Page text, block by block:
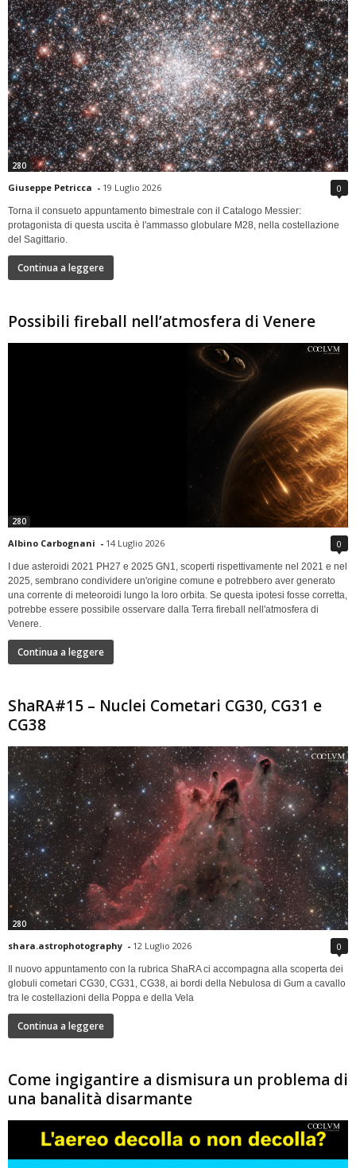
280
Giuseppe Petricca - 19 Luglio 2026 0
Torna il consueto appuntamento bimestrale con il Catalogo Messier:
protagonista di questa uscita è l'ammasso globulare M28, nella costellazione
del Sagittario.
Continua a leggere
Possibili fireball nell’atmosfera di Venere
280
Albino Carbognani - 14 Luglio 2026 0
I due asteroidi 2021 PH27 e 2025 GN1, scoperti rispettivamente nel 2021 e nel
2025, sembrano condividere un'origine comune e potrebbero aver generato
una corrente di meteoroidi lungo la loro orbita. Se questa ipotesi fosse corretta,
potrebbe essere possibile osservare dalla Terra fireball nell'atmosfera di
Venere.
Continua a leggere
ShaRA#15 – Nuclei Cometari CG30, CG31 e
CG38
280
shara.astrophotography - 12 Luglio 2026 0
Il nuovo appuntamento con la rubrica ShaRA ci accompagna alla scoperta dei
globuli cometari CG30, CG31, CG38, ai bordi della Nebulosa di Gum a cavallo
tra le costellazioni della Poppa e della Vela
Continua a leggere
Come ingigantire a dismisura un problema di
una banalità disarmante